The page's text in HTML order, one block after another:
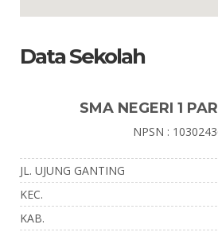
Data Sekolah
SMA NEGERI 1
NPSN :
JL. UJUNG GANTING
KEC.
KAB.